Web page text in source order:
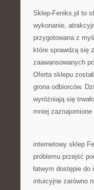
Sklep-Feniks.pl to
wykonanie,
przygotowana z
które sprawdzą się
zaawansowanych
Oferta sklepu
grona odbiorców.
wyróżniają się
mniej
internetowy sklep
problemu przejść
łatwym dostępie
intuicyjne zarówno